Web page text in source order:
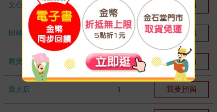
文心店 我要預留
樹林店 1 我要預留
麗寶店 1 我要預留
義大店 1 我要預留